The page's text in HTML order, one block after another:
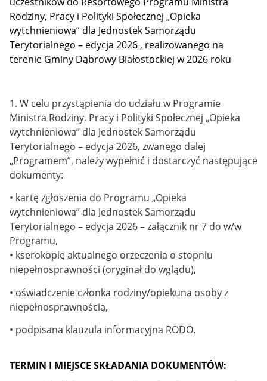
Rodziny, Pracy i Polityki Społecznej „Opieka
wytchnieniowa” dla Jednostek Samorządu
Terytorialnego – edycja 2026 , realizowanego na
terenie Gminy Dąbrowy Białostockiej w 2026 roku
1. W celu przystąpienia do udziału w Programie
Ministra Rodziny, Pracy i Polityki Społecznej „Opieka
wytchnieniowa” dla Jednostek Samorządu
Terytorialnego – edycja 2026, zwanego dalej
„Programem”, należy wypełnić i dostarczyć następujące
dokumenty:
• kartę zgłoszenia do Programu „Opieka
wytchnieniowa” dla Jednostek Samorządu
Terytorialnego – edycja 2026 – załącznik nr 7 do w/w
Programu,
• kserokopię aktualnego orzeczenia o stopniu
niepełnosprawności (oryginał do wglądu),
• oświadczenie członka rodziny/opiekuna osoby z
niepełnosprawnością,
• podpisana klauzula informacyjna RODO.
TERMIN I MIEJSCE SKŁADANIA DOKUMENTÓW: